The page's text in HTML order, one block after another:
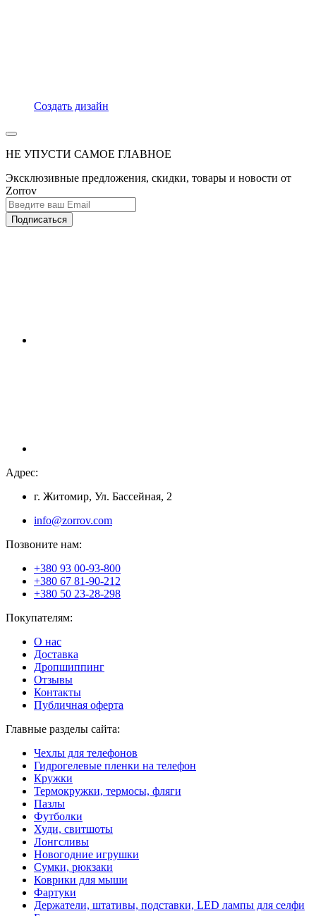
Создать дизайн
НЕ УПУСТИ САМОЕ ГЛАВНОЕ
Эксклюзивные предложения, скидки, товары и новости от
Zorrov
Подписаться
Адрес:
г. Житомир, Ул. Бассейная, 2
info@zorrov.com
Позвоните нам:
+380 93 00-93-800
+380 67 81-90-212
+380 50 23-28-298
Покупателям:
О нас
Доставка
Дропшиппинг
Отзывы
Контакты
Публичная оферта
Главные разделы сайта:
Чехлы для телефонов
Гидрогелевые пленки на телефон
Кружки
Термокружки, термосы, фляги
Пазлы
Футболки
Худи, свитшоты
Лонгсливы
Новогодние игрушки
Сумки, рюкзаки
Коврики для мыши
Фартуки
Держатели, штативы, подставки, LED лампы для селфи